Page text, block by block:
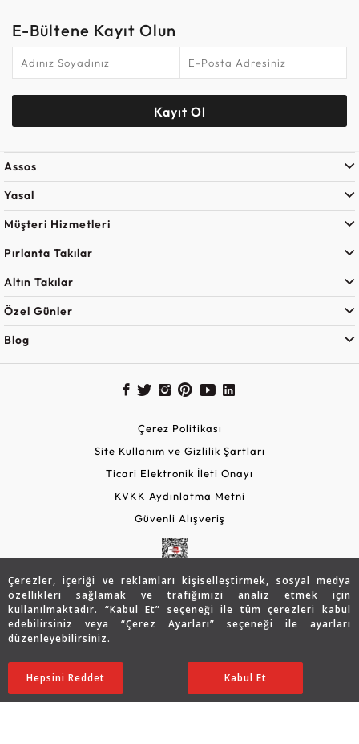
Çerezler, içeriği ve reklamları kişiselleştirmek, sosyal medya
özellikleri sağlamak ve trafiğimizi analiz etmek için
kullanılmaktadır. “Kabul Et” seçeneği ile tüm çerezleri kabul
edebilirsiniz veya “Çerez Ayarları” seçeneği ile ayarları
düzenleyebilirsiniz.
Ayarları Düzenle
Hepsini Reddet Kabul Et
39.874 TL
31.873TL SATIN ALIN
E-Bültene Kayıt Olun
Kayıt Ol
Assos
Yasal
Müşteri Hizmetleri
Pırlanta Takılar
Altın Takılar
Özel Günler
Blog
Çerez Politikası
Site Kullanım ve Gizlilik Şartları
Ticari Elektronik İleti Onayı
KVKK Aydınlatma Metni
Güvenli Alışveriş
Copyright © 2026 Assos Pırlanta - Bu sitenin tüm hakları